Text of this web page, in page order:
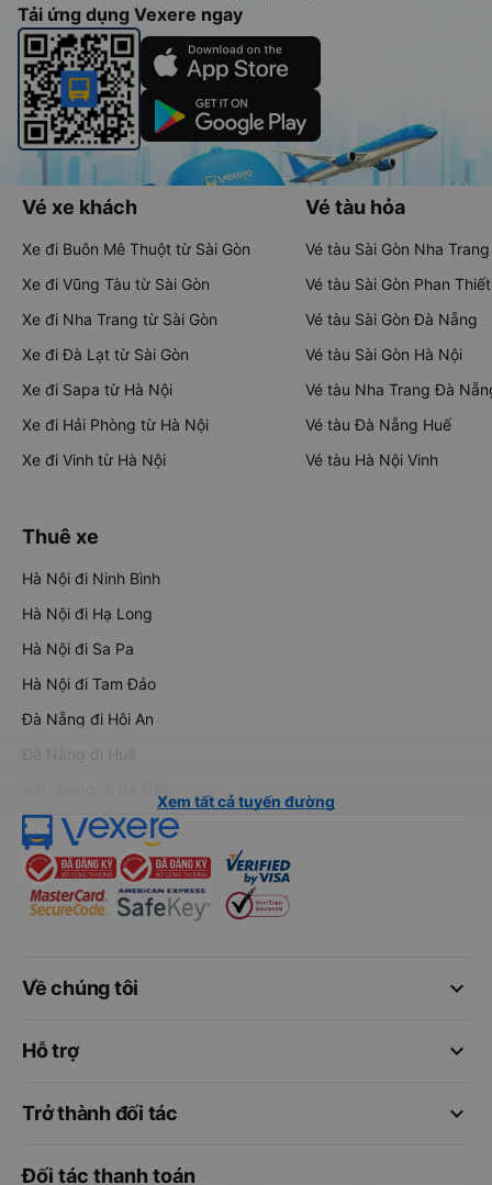
Tải ứng dụng Vexere ngay
Vé xe khách
Xe đi Buôn Mê Thuột từ Sài Gòn
Xe đi Vũng Tàu từ Sài Gòn
Xe đi Nha Trang từ Sài Gòn
Xe đi Đà Lạt từ Sài Gòn
Xe đi Sapa từ Hà Nội
Xe đi Hải Phòng từ Hà Nội
Xe đi Vinh từ Hà Nội
Vé tàu hỏa
Vé tàu Sài Gòn Nha Trang
Vé tàu Sài Gòn Phan Thiết
Vé tàu Sài Gòn Đà Nẵng
Vé tàu Sài Gòn Hà Nội
Vé tàu Nha Trang Đà
Vé tàu Đà Nẵng Huế
Vé tàu Hà Nội Vinh
Thuê xe
Hà Nội đi Ninh Bình
Hà Nội đi Hạ Long
Hà Nội đi Sa Pa
Hà Nội đi Tam Đảo
Đà Nẵng đi Hội An
Đà Nẵng đi Huế
Xem tất cả tuyến đường
keyboard_arrow_down
Về chúng tôi
keyboard_arrow_down
Hỗ trợ
keyboard_arrow_down
Trở thành đối tác
Đối tác thanh toán